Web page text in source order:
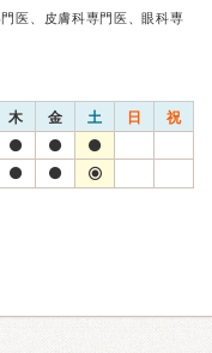
医、皮膚科専門医、眼科専
木 金 土 日 祝